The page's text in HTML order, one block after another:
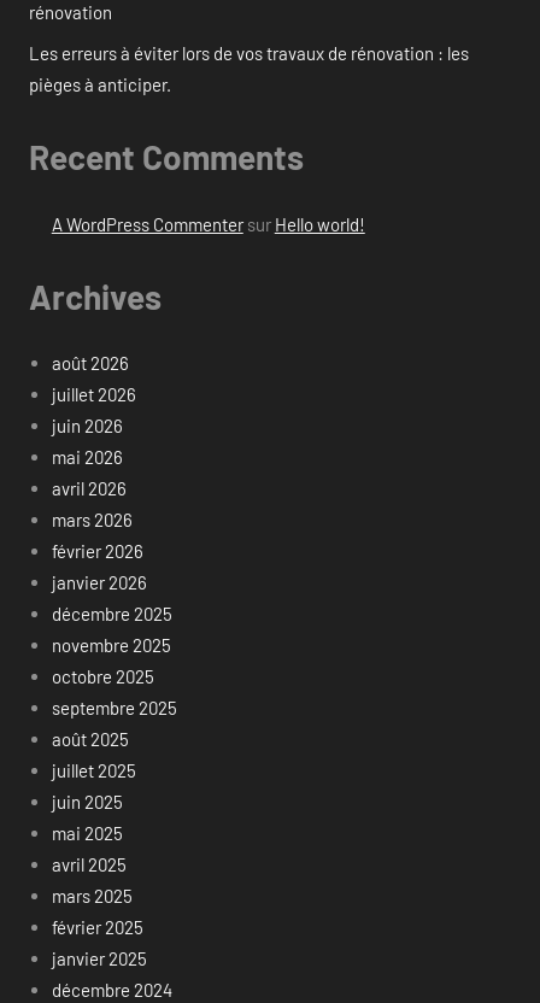
rénovation
Les erreurs à éviter lors de vos travaux de rénovation : les
pièges à anticiper.
Recent Comments
A WordPress Commentersur Hello world!
Archives
août 2026
juillet 2026
juin 2026
mai 2026
avril 2026
mars 2026
février 2026
janvier 2026
décembre 2025
novembre 2025
octobre 2025
septembre 2025
août 2025
juillet 2025
juin 2025
mai 2025
avril 2025
mars 2025
février 2025
janvier 2025
décembre 2024